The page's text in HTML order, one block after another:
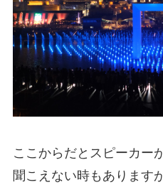
ここからだとスピーカー
聞こえない時もあります